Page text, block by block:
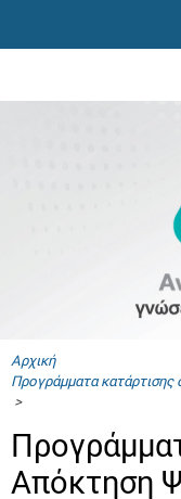
Αρχική
Προγράμματα κατάρτισης
>
Απόκτηση